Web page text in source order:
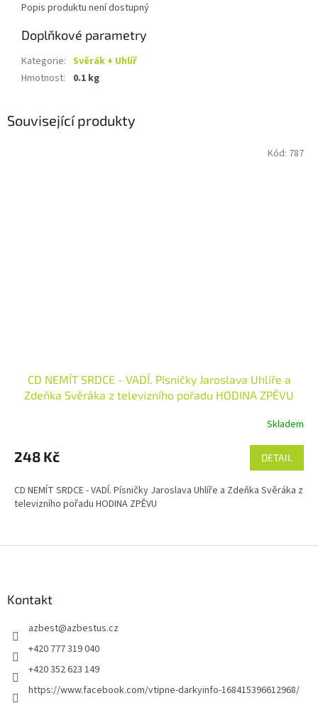
Popis produktu není dostupný
Doplňkové parametry
Kategorie: Svěrák + Uhlíř
Hmotnost: 0.1 kg
Související produkty
CD NEMÍT SRDCE - VADÍ. Písničky Jaroslava Uhlíře a
Zdeňka Svěráka z televizního pořadu HODINA ZPĚVU
Skladem
248 Kč DETAIL
CD NEMÍT SRDCE - VADÍ. Písničky Jaroslava Uhlíře a Zdeňka Svěráka z
televizního pořadu HODINA ZPĚVU
Kód: 787
Kontakt
azbest@azbestus.cz
+420 777 319 040
+420 352 623 149
https://www.facebook.com/vtipne-darkyinfo-168415396612968/